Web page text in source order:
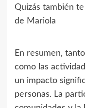
Quizás también
de Mariola
En resumen,
como las
un impacto
personas. La